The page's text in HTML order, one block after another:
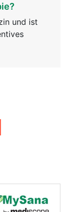
und ist